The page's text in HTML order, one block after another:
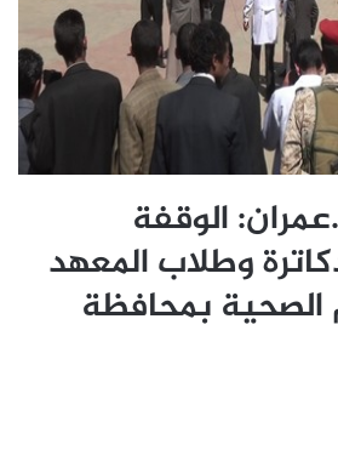
الوقفة
وطلاب المعهد
الصحية بمحافظة